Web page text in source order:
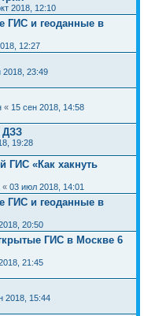
2018, 12:10
ГИС и геоданные в
12:27
2018, 23:49
« 15 сен 2018, 14:58
ДЗЗ
19:28
ГИС «Как хакнуть
« 03 июл 2018, 14:01
ГИС и геоданные в
20:50
ГИС в Москве 6
21:45
2018, 15:44